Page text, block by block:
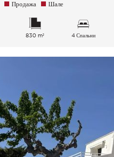
Продажа Шале
830 m² 4 Спальни